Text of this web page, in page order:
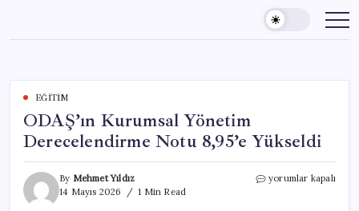
content
EĞITIM
ODAŞ’ın Kurumsal Yönetim
Derecelendirme Notu 8,95’e Yükseldi
By Mehmet Yıldız
14 Mayıs 2026
1 Min Read
ODAŞ’ın
yorumlar kapalı